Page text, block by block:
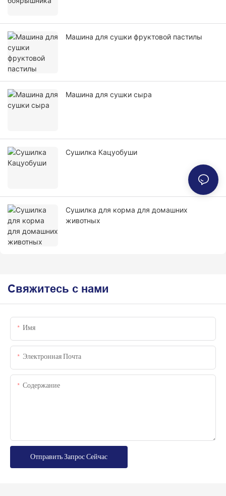
Машина для сушки фруктовой пастилы
Машина для сушки сыра
Сушилка Кацуобуши
Сушилка для корма для домашних
животных
Свяжитесь с нами
Имя
Электронная Почта
Содержание
Отправить Запрос Сейчас